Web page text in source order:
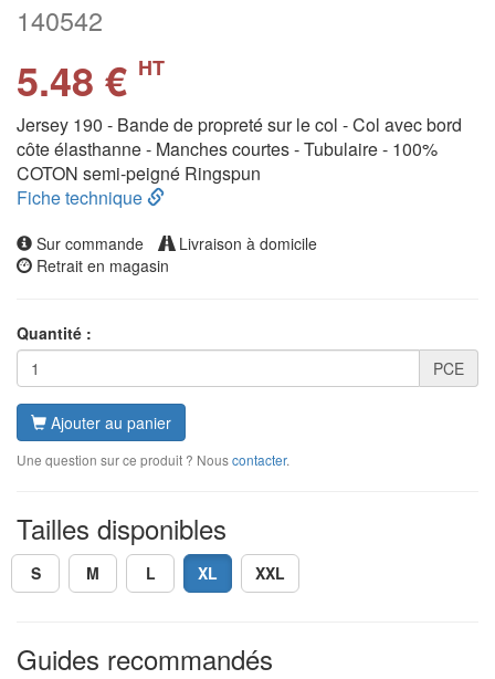
140542
5.48 € HT
Jersey 190 - Bande de propreté sur le col - Col avec bord
côte élasthanne - Manches courtes - Tubulaire - 100%
COTON semi-peigné Ringspun
Fiche technique
Sur commande
Livraison à domicile
Retrait en magasin
Quantité :
PCE
Ajouter au panier
Une question sur ce produit ? Nouscontacter.
Tailles disponibles
S M L XL XXL
Guides recommandés